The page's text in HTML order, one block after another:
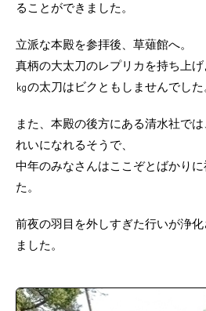
ることができました。
立派な本殿を参拝後、草薙館へ。
真柄の大太刀のレプリカを持ち上
㎏の太刀はビクともしませんでした
また、本殿の後方にある清水社で
れいになれるそうで、
中年のみなさんはここぞとばかり
た。
前夜の羽目を外しすぎた行いが浄
ました。